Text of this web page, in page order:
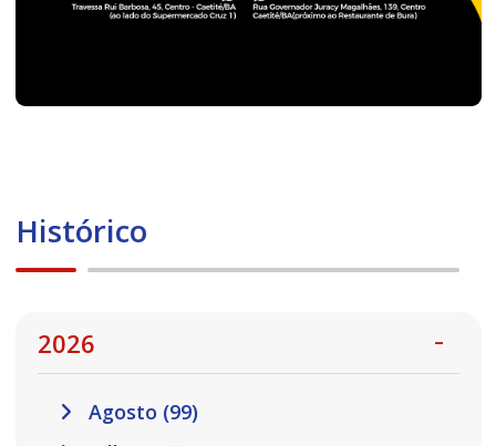
Histórico
2026
Agosto (99)